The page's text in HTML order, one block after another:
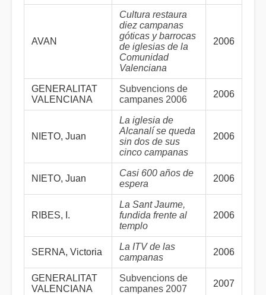
AVAN
Cultura restaura
diez campanas
góticas y barrocas
de iglesias de la
Comunidad
Valenciana
2006
GENERALITAT
VALENCIANA
Subvencions de
campanes 2006
2006
NIETO, Juan
La iglesia de
Alcanalí se queda
sin dos de sus
cinco campanas
2006
NIETO, Juan
Casi 600 años de
espera
2006
RIBES, I.
La Sant Jaume,
fundida frente al
templo
2006
SERNA, Victoria
La ITV de las
campanas
2006
GENERALITAT
VALENCIANA
Subvencions de
campanes 2007
2007